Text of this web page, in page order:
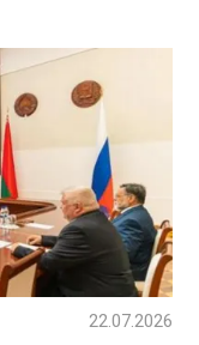
22.07.2026